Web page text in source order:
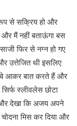
से सक्रिय हो और
और मैं नहीं बताऊंगा बस
फिर से नग्न हो गए
उत्तेजित थी इसलिए
आकर बात करते हैं और
स्लीवलेस छोटा
देखा कि अजय अपने
मिस कर दिया और